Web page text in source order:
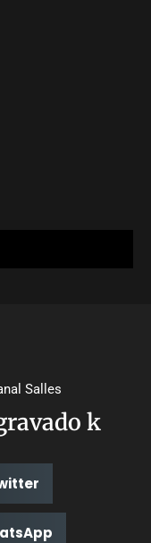
Salles
k